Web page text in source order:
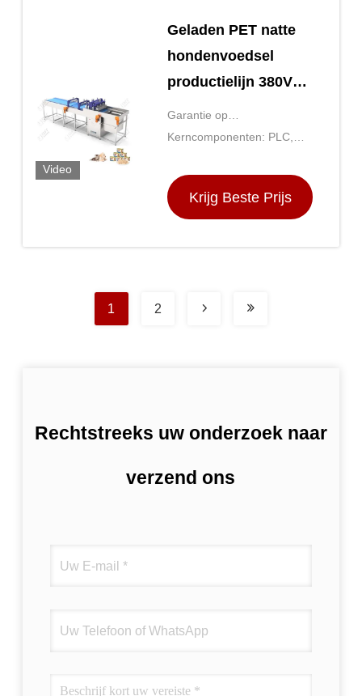
Video
Geladen PET natte
hondenvoedsel
productielijn 380V
Automatische
blikmachine
Garantie op
kerncomponenten: 3 jaar
Kerncomponenten: PLC,
versnellingsbak, motor,
drukvat, tandwiel, pomp
Krijg Beste Prijs
1 2
Rechtstreeks uw onderzoek naar
verzend ons